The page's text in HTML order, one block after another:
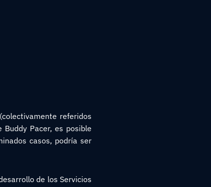
referidos
Pacer, es posible
casos, podría ser
de los Servicios